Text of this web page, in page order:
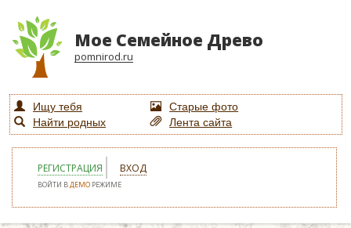
Мое Семейное Древо
pomnirod.ru
Ищу тебя
Старые фото
Найти родных
Лента сайта
РЕГИСТРАЦИЯ ВХОД
ВОЙТИ ВДЕМО РЕЖИМЕ